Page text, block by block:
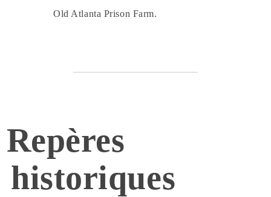
Old Atlanta Prison Farm.
Repères
historiques